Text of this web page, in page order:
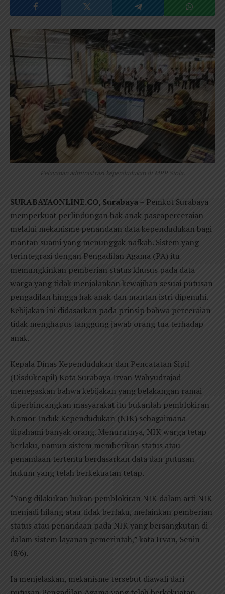
Pelayanan administrasi kependudukan di MPP Siola.
SURABAYAONLINE.CO, Surabaya– Pemkot Surabaya
memperkuat perlindungan hak anak pascaperceraian
melalui mekanisme penandaan data kependudukan bagi
mantan suami yang menunggak nafkah. Sistem yang
terintegrasi dengan Pengadilan Agama (PA) itu
memungkinkan pemberian status khusus pada data
warga yang tidak menjalankan kewajiban sesuai putusan
pengadilan hingga hak anak dan mantan istri dipenuhi.
Kebijakan ini didasarkan pada prinsip bahwa perceraian
tidak menghapus tanggung jawab orang tua terhadap
anak.
Kepala Dinas Kependudukan dan Pencatatan Sipil
(Disdukcapil) Kota Surabaya Irvan Wahyudrajad
menegaskan bahwa kebijakan yang belakangan ramai
diperbincangkan masyarakat itu bukanlah pemblokiran
Nomor Induk Kependudukan (NIK) sebagaimana
dipahami banyak orang. Menurutnya, NIK warga tetap
berlaku, namun sistem memberikan status atau
penandaan tertentu berdasarkan data dan putusan
hukum yang telah berkekuatan tetap.
“Yang dilakukan bukan pemblokiran NIK dalam arti NIK
menjadi hilang atau tidak berlaku, melainkan pemberian
status atau penandaan pada NIK yang bersangkutan di
dalam sistem layanan pemerintah,” kata Irvan, Senin
(8/6).
Ia menjelaskan, mekanisme tersebut diawali dari